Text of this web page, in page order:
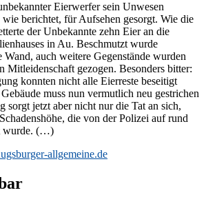
Eierwerfer sein Unwesen
berichtet, für Aufsehen gesorgt. Wie die
der Unbekannte zehn Eier an die
in Au. Beschmutzt wurde
auch weitere Gegenstände wurden
Mitleidenschaft gezogen. Besonders bitter:
konnten nicht alle Eierreste beseitigt
muss nun vermutlich neu gestrichen
sorgt jetzt aber nicht nur die Tat an sich,
die von der Polizei auf rund
wurde. (…)
allgemeine.de